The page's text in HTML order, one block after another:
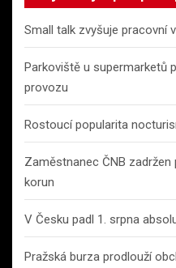
Small talk zvyšuje pracovní
Parkoviště u supermarketů
provozu
Rostoucí popularita
Zaměstnanec ČNB
korun
V Česku padl 1. srpna
Pražská burza prodlouží